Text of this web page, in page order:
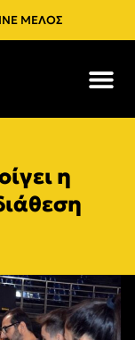
ΜΕΛΟΣ
η